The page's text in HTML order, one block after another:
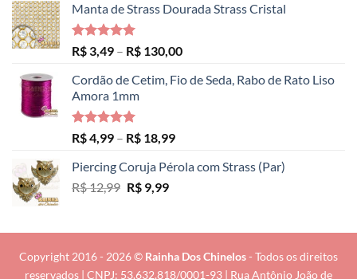
Manta de Strass Dourada Strass Cristal
Avaliação
5.00
de 5
R$ 3,49 – R$ 130,00Faixa
preço:
Cordão de Cetim, Fio de Seda, Rabo de Rato Liso
Amora 1mm
Avaliação
5.00
de 5
R$4,99 – R$ 18,99Faixa
preço:
Piercing Coruja Pérola com Strass (Par)
R$12,99 O
era:
R$ 12,99.
R$9,99O
é:
R$ 9,99.
Copyright 2016 - 2026 © Rainha Dos Chinelos- Todos os direitos
reservados | CNPJ: 53.632.818/0001-93 | Rua Antônio João de